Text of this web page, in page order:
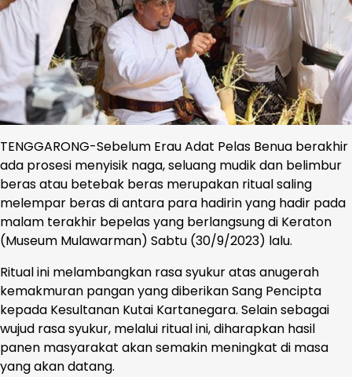
TENGGARONG-Sebelum Erau Adat Pelas Benua berakhir
ada prosesi menyisik naga, seluang mudik dan belimbur
beras atau betebak beras merupakan ritual saling
melempar beras di antara para hadirin yang hadir pada
malam terakhir bepelas yang berlangsung di Keraton
(Museum Mulawarman) Sabtu (30/9/2023) lalu.
Ritual ini melambangkan rasa syukur atas anugerah
kemakmuran pangan yang diberikan Sang Pencipta
kepada Kesultanan Kutai Kartanegara. Selain sebagai
wujud rasa syukur, melalui ritual ini, diharapkan hasil
panen masyarakat akan semakin meningkat di masa
yang akan datang.